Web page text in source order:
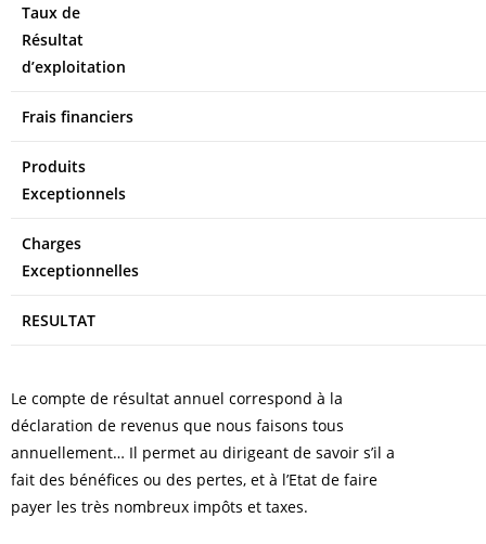
Taux de
Résultat
d’exploitation
Frais financiers
Produits
Exceptionnels
Charges
Exceptionnelles
RESULTAT
Le compte de résultat annuel correspond à la
déclaration de revenus que nous faisons tous
annuellement… Il permet au dirigeant de savoir s’il a
fait des bénéfices ou des pertes, et à l’Etat de faire
payer les très nombreux impôts et taxes.